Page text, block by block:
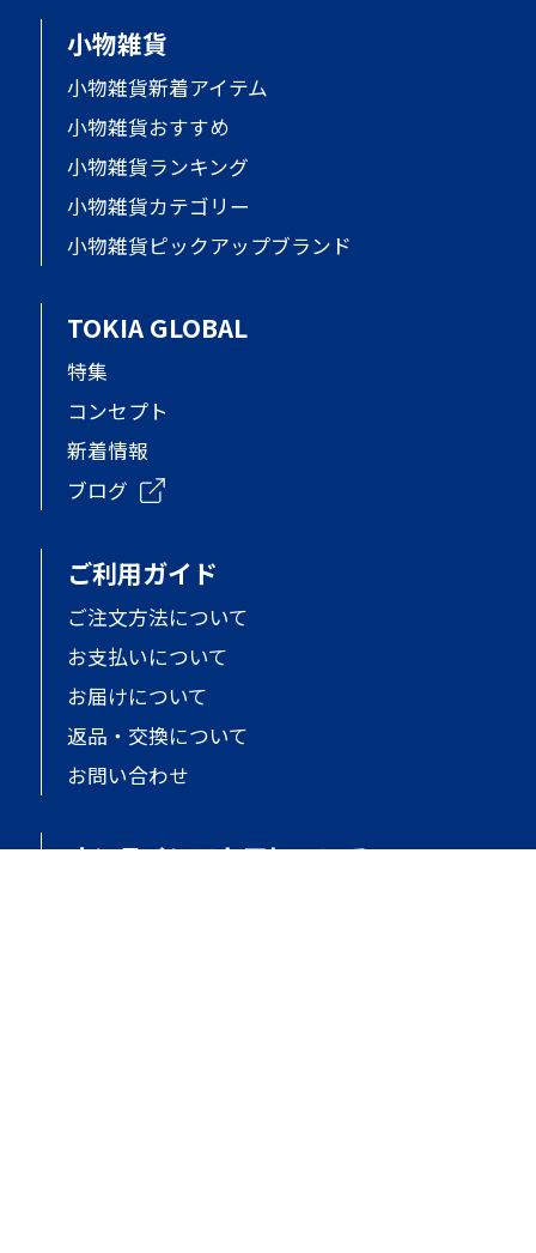
小物雑貨
小物雑貨新着アイテム
小物雑貨おすすめ
小物雑貨ランキング
小物雑貨カテゴリー
小物雑貨ピックアップブランド
TOKIA GLOBAL
特集
コンセプト
新着情報
ブログ
ご利用ガイド
ご注文方法について
お支払いについて
お届けについて
返品・交換について
お問い合わせ
オンラインストアについて